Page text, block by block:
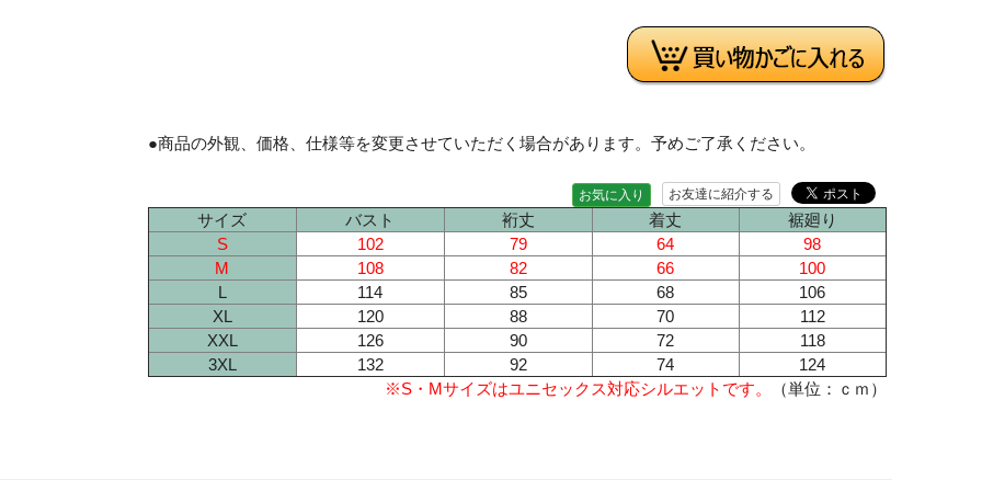
●商品の外観、価格、仕様等を変更させていただく場合があります。予めご了承ください。
お友達に紹介する
お気に入り
サイズ バスト 裄丈 着丈
裾廻り
S
102 79 64
98
M
108 82 66
100
L
114 85 68
106
XL
120 88 70
112
XXL
126 90 72
118
3XL
132 92 74
124
※S・Mサイズはユニセックス対応シルエットです。
（単位：ｃｍ）